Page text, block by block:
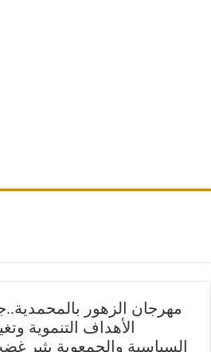
مهرجان الزهور
الأهداف التنموية
السياسية والجمعوية يثير